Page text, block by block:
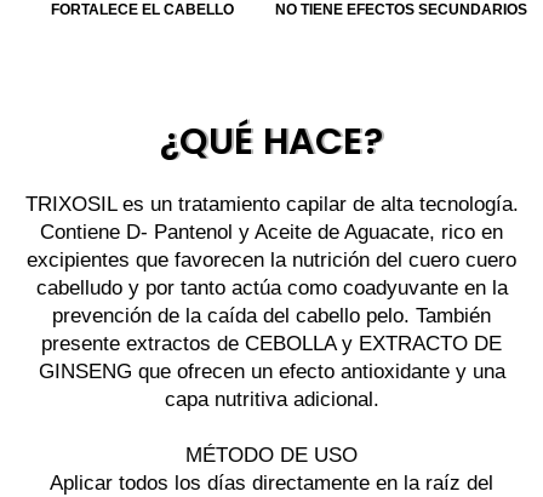
FORTALECE EL CABELLO NO TIENE EFECTOS SECUNDARIOS
¿QUÉ HACE?
TRIXOSIL es un tratamiento capilar de alta tecnología.
Contiene D- Pantenol y Aceite de Aguacate, rico en
excipientes que favorecen la nutrición del cuero cuero
cabelludo y por tanto actúa como coadyuvante en la
prevención de la caída del cabello pelo. También
presente extractos de CEBOLLA y EXTRACTO DE
GINSENG que ofrecen un efecto antioxidante y una
capa nutritiva adicional.
MÉTODO DE USO
Aplicar todos los días directamente en la raíz del